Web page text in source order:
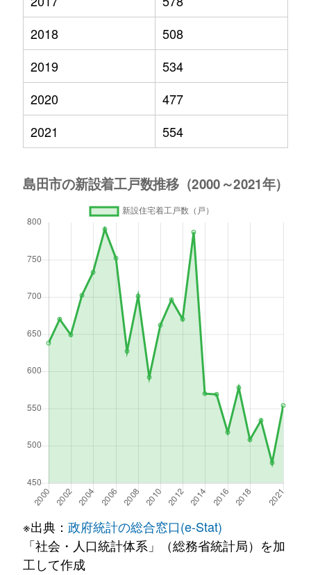
2018
508
2019
534
2020
477
2021
554
※出典： 政府統計の総合窓口(e-Stat)
「社会・人口統計体系」（総務省統計局）を加
工して作成